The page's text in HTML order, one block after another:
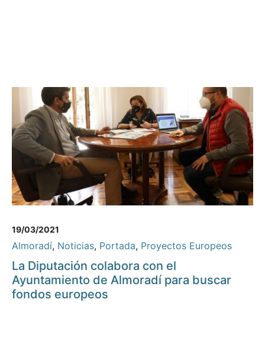
19/03/2021
Almoradí, Noticias, Portada, Proyectos Europeos
La Diputación colabora con el
Ayuntamiento de Almoradí para buscar
fondos europeos